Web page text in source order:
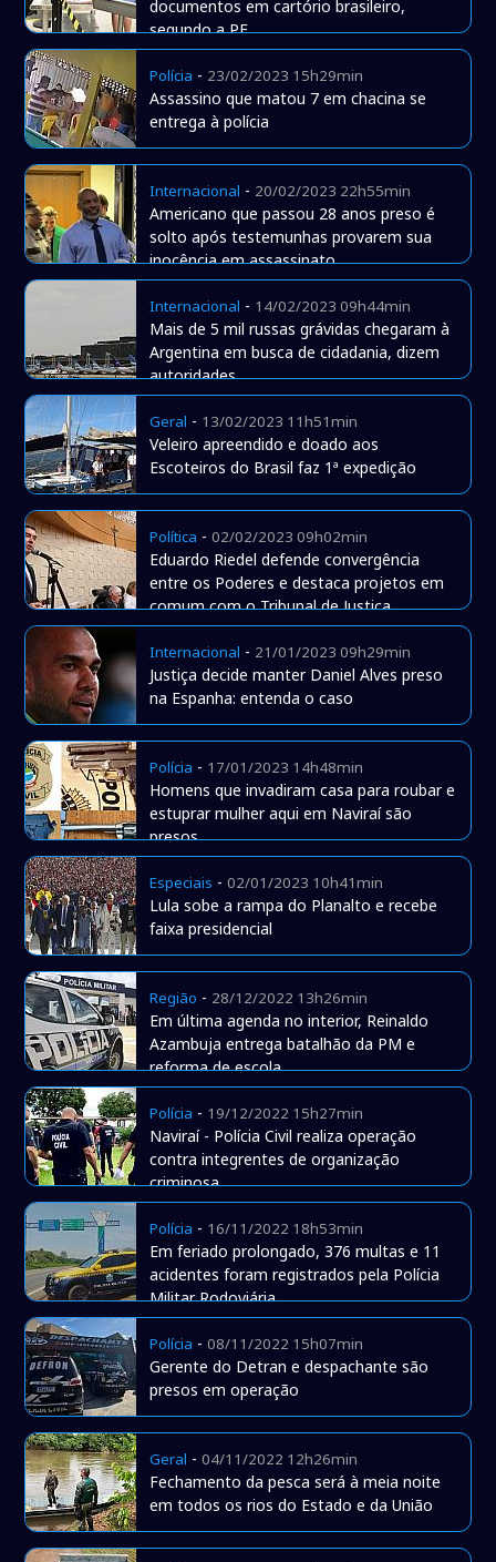
documentos em cartório brasileiro,
segundo a PF
Polícia - 23/02/2023 15h29min
Assassino que matou 7 em chacina se
entrega à polícia
Internacional - 20/02/2023 22h55min
Americano que passou 28 anos preso é
solto após testemunhas provarem sua
inocência em assassinato
Internacional - 14/02/2023 09h44min
Mais de 5 mil russas grávidas chegaram à
Argentina em busca de cidadania, dizem
autoridades
Geral - 13/02/2023 11h51min
Veleiro apreendido e doado aos
Escoteiros do Brasil faz 1ª expedição
Política -02/02/2023 09h02min
Eduardo Riedel defende convergência
entre os Poderes e destaca projetos em
comum com o Tribunal de Justiça
Internacional - 21/01/2023 09h29min
Justiça decide manter Daniel Alves preso
na Espanha: entenda o caso
Polícia - 17/01/2023 14h48min
Homens que invadiram casa para roubar e
estuprar mulher aqui em Naviraí são
presos
Especiais -02/01/2023 10h41min
Lula sobe a rampa do Planalto e recebe
faixa presidencial
Região - 28/12/2022 13h26min
Em última agenda no interior, Reinaldo
Azambuja entrega batalhão da PM e
reforma de escola
Polícia - 19/12/2022 15h27min
Naviraí - Polícia Civil realiza operação
contra integrentes de organização
criminosa
Polícia - 16/11/2022 18h53min
Em feriado prolongado, 376 multas e 11
acidentes foram registrados pela Polícia
Militar Rodoviária
Polícia -08/11/2022 15h07min
Gerente do Detran e despachante são
presos em operação
Geral -04/11/2022 12h26min
Fechamento da pesca será à meia noite
em todos os rios do Estado e da União